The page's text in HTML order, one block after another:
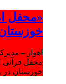
«محفل
اهواز –
محفل قرآنی
خوزستان در